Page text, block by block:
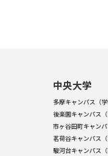
中央大学
多摩キャンパス（
後楽園キャンパス
市ヶ谷田町キャン
茗荷谷キャンパス
駿河台キャンパス